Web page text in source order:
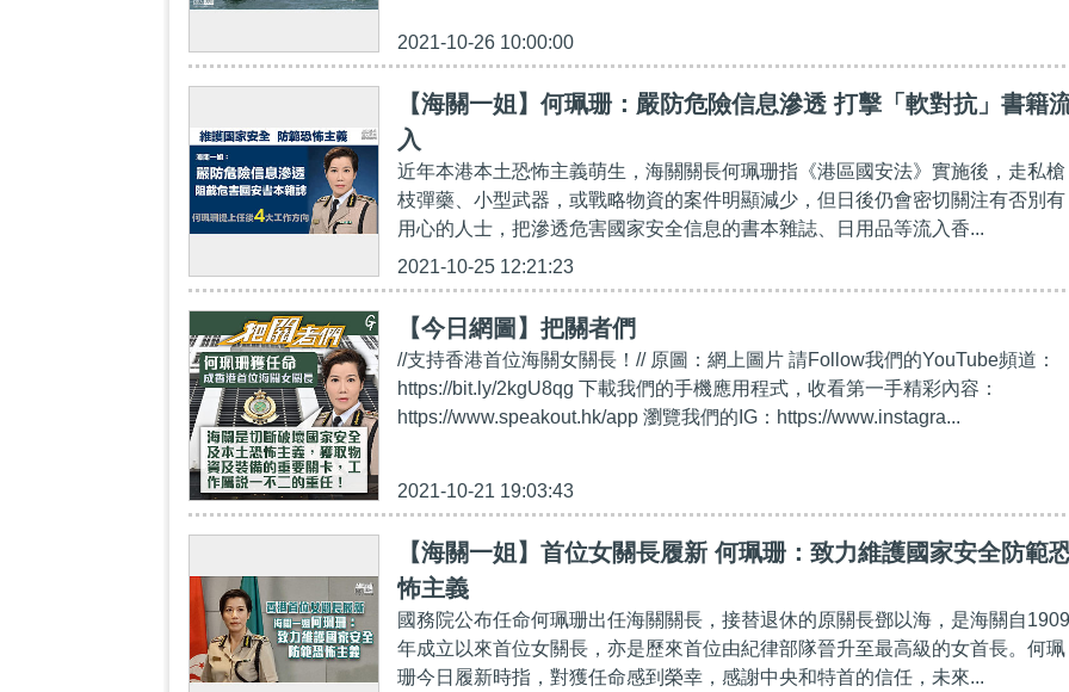
2021-10-26 10:00:00
【海關一姐】何珮珊：嚴防危險信息滲透 打擊「軟對抗」書籍
入
近年本港本土恐怖主義萌生，海關關長何珮珊指《港區國安法》實施後，走私槍
枝彈藥、小型武器，或戰略物資的案件明顯減少，但日後仍會密切關注有否別有
用心的人士，把滲透危害國家安全信息的書本雜誌、日用品等流入香...
2021-10-25 12:21:23
【今日網圖】把關者們
//支持香港首位海關女關長！// 原圖：網上圖片 請Follow我們的YouTube頻道：
https://bit.ly/2kgU8qg 下載我們的手機應用程式，收看第一手精彩內容：
https://www.speakout.hk/app 瀏覽我們的IG：https://www.instagra...
2021-10-21 19:03:43
【海關一姐】首位女關長履新 何珮珊：致力維護國家安全防範
怖主義
國務院公布任命何珮珊出任海關關長，接替退休的原關長鄧以海，是海關自1909
年成立以來首位女關長，亦是歷來首位由紀律部隊晉升至最高級的女首長。何珮
珊今日履新時指，對獲任命感到榮幸，感謝中央和特首的信任，未來...